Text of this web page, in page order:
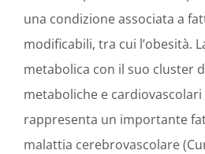
una condizione associata a
modificabili, tra cui l’obesità.
metabolica con il suo cluster
metaboliche e
rappresenta un importante
malattia cerebrovascolare